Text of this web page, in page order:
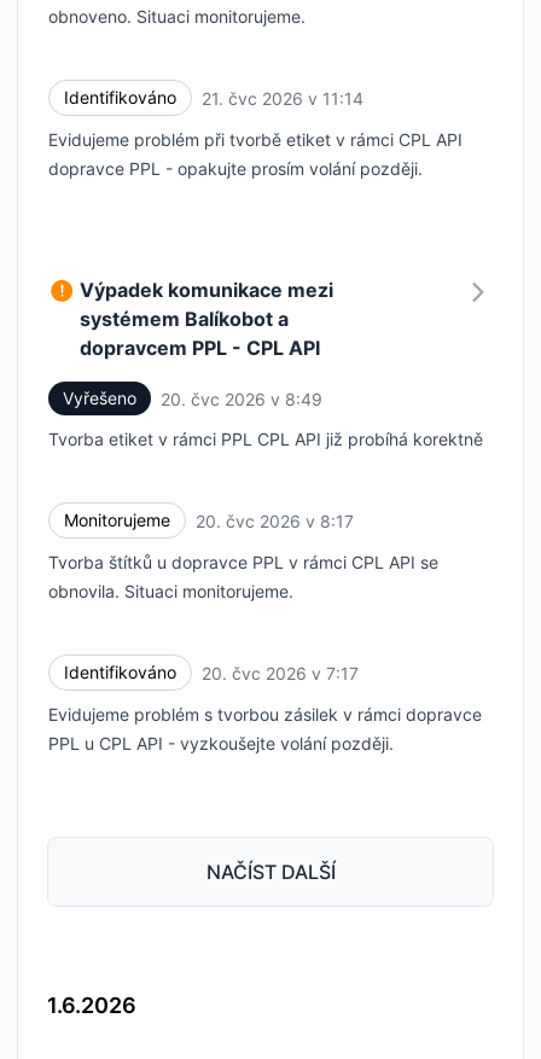
obnoveno. Situaci monitorujeme.
Identifikováno 21. čvc 2026 v 11:14
Evidujeme problém při tvorbě etiket v rámci CPL API
dopravce PPL - opakujte prosím volání později.
Výpadek komunikace mezi
systémem Balíkobot a
dopravcem PPL - CPL API
Vyřešeno 20. čvc 2026 v 8:49
Tvorba etiket v rámci PPL CPL API již probíhá korektně
Monitorujeme 20. čvc 2026 v 8:17
Tvorba štítků u dopravce PPL v rámci CPL API se
obnovila. Situaci monitorujeme.
Identifikováno 20. čvc 2026 v 7:17
Evidujeme problém s tvorbou zásilek v rámci dopravce
PPL u CPL API - vyzkoušejte volání později.
NAČÍST DALŠÍ
1.6.2026